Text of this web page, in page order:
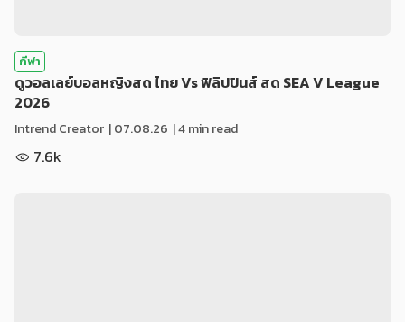
กีฬา
ดูวอลเลย์บอลหญิงสด ไทย Vs ฟิลิปปินส์ สด SEA V League
2026
Intrend Creator |07.08.26 | 4 min read
7.6k